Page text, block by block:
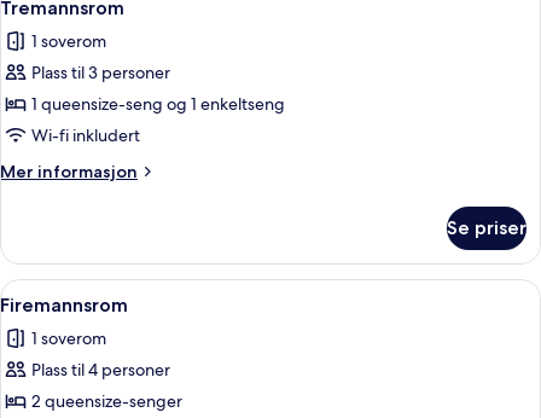
alle
bildene
av
Tremannsrom
Tremannsrom
1 soverom
Plass til 3 personer
1 queensize-seng og 1 enkeltseng
Wi-fi inkludert
Mer informasjon
Mer
Se priser
Åpne
alle
bildene
av
Firemannsrom
Firemannsrom | Allergitestet
5
Firemannsrom
1 soverom
Plass til 4 personer
2 queensize-senger